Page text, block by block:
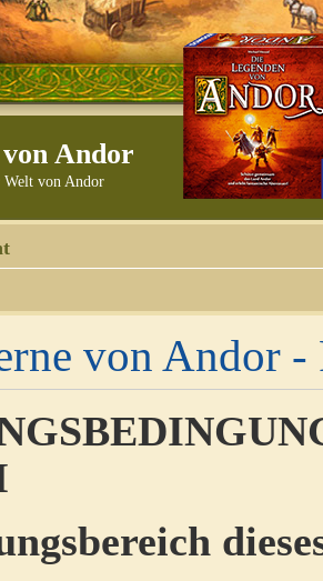
Andor
von Andor
von Andor -